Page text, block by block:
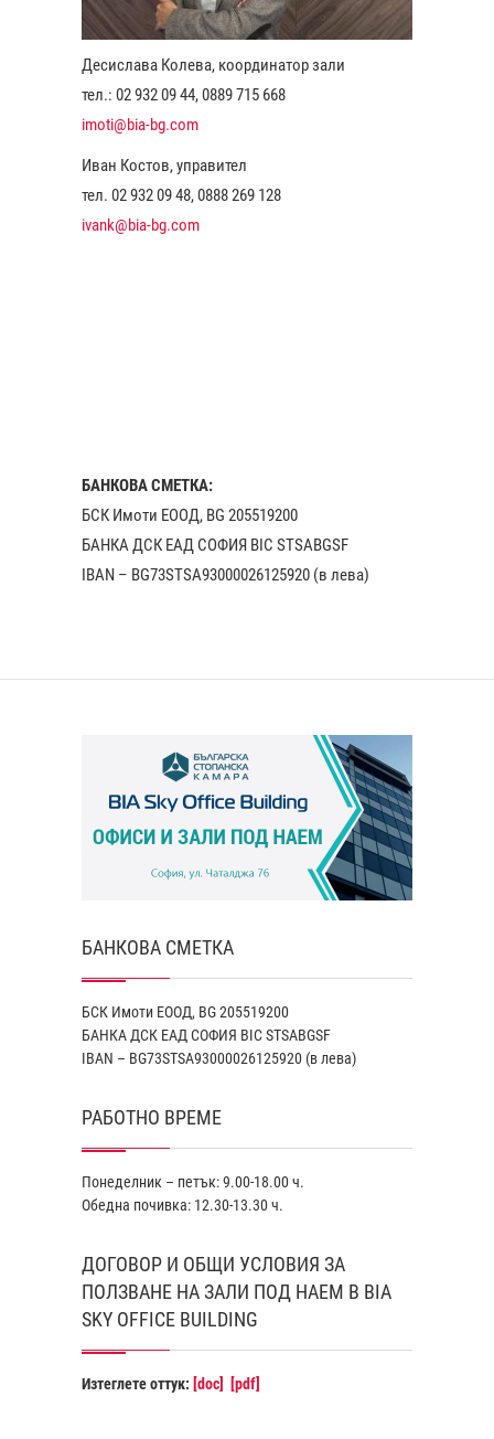
Десислава Колева, координатор зали
тел.: 02 932 09 44, 0889 715 668
imoti@bia-bg.com
Иван Костов, управител
тел. 02 932 09 48, 0888 269 128
ivank@bia-bg.com
БАНКОВА СМЕТКА:
БСК Имоти ЕООД, BG 205519200
БАНКА ДСК EАД СОФИЯ BIC STSABGSF
IBAN – BG73STSA93000026125920 (в лева)
БАНКОВА СМЕТКА
БСК Имоти ЕООД, BG 205519200
БАНКА ДСК EАД СОФИЯ BIC STSABGSF
IBAN – BG73STSA93000026125920 (в лева)
РАБОТНО ВРЕМЕ
Понеделник – петък: 9.00-18.00 ч.
Обедна почивка: 12.30-13.30 ч.
ДОГОВОР И ОБЩИ УСЛОВИЯ ЗА
ПОЛЗВАНЕ НА ЗАЛИ ПОД НАЕМ В BIA
SKY OFFICE BUILDING
Изтеглете оттук: [doc] [pdf]